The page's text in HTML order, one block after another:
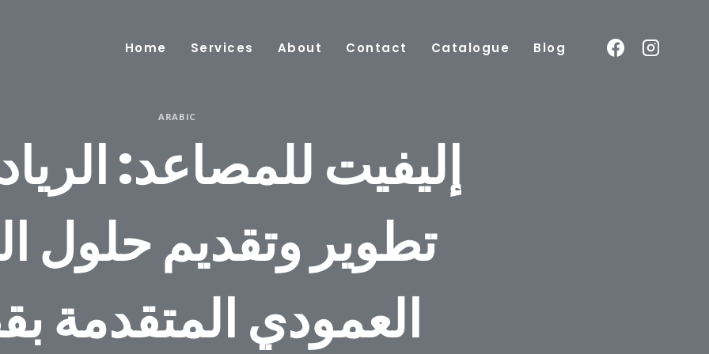
Home Services About Contact Catalogue Blog
ARABIC
إليفيت للمصاعد:
تطوير وتقديم حلول
العمودي المتقدمة